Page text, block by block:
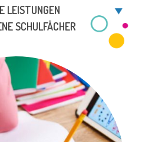
LEISTUNGEN
SCHULFÄCHER